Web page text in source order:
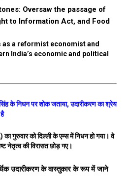
Oversaw the passage of
to Information Act, and Food
as a reformist economist and
India’s economic and political
सिंह के निधन पर शोक जताया, उदारीकरण का श्रेय
का गुरुवार को दिल्ली के एम्स में निधन हो गया। वे
नेतृत्व की विरासत छोड़ गए।
उदारीकरण के वास्तुकार के रूप में जाने